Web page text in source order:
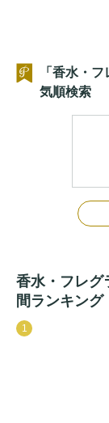
「香水・
気順検索
香水・フレグ
間ランキング
1